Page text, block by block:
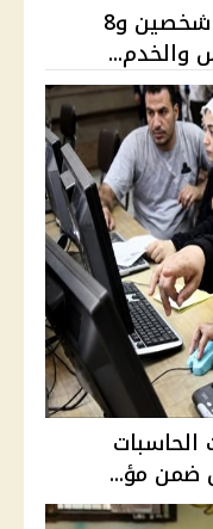
إسقاط الجنسية المصرية عن شخصين و8
والخدم...
كليات الحاسبات
ضمن مؤ...